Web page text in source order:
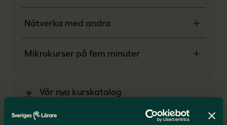
Nätverka med andra
Mikrokurser på fem minuter
Vår nya kurskatalog